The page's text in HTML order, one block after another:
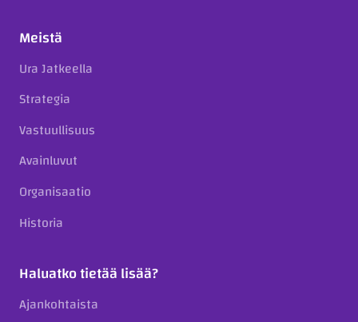
Meistä
Ura Jatkeella
Strategia
Vastuullisuus
Avainluvut
Organisaatio
Historia
Haluatko tietää lisää?
Ajankohtaista